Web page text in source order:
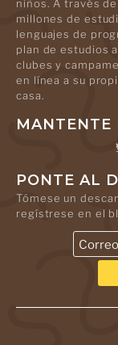
niños. A través
millones de
lenguajes de
plan de estudios
clubes y
en línea a su
casa.
MANTENTE
PONTE AL
Tómese un
regístrese en el